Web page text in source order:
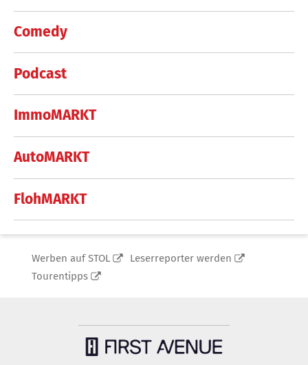
Comedy
Podcast
ImmoMARKT
AutoMARKT
FlohMARKT
Werben auf STOL
Leserreporter werden
Tourentipps